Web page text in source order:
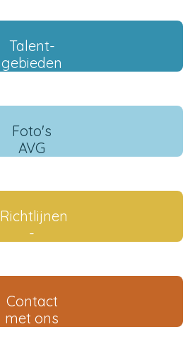
Talent-
gebieden
Foto's
AVG
Richtlijnen
-
Contact
met ons